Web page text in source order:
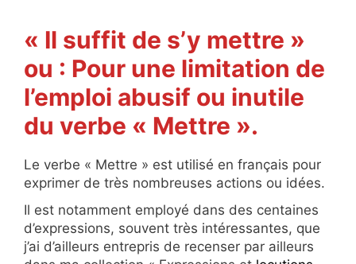
« Il suffit de s’y mettre »
ou : Pour une limitation de
l’emploi abusif ou inutile
du verbe « Mettre ».
Le verbe « Mettre » est utilisé en français pour
exprimer de très nombreuses actions ou idées.
Il est notamment employé dans des centaines
d’expressions, souvent très intéressantes, que
j’ai d’ailleurs entrepris de recenser par ailleurs